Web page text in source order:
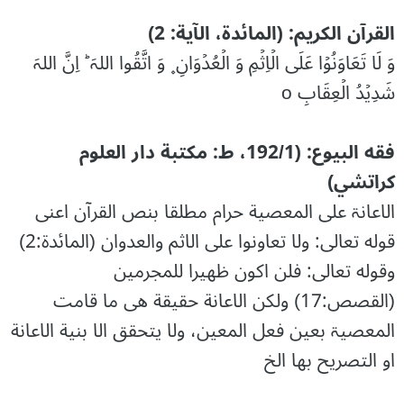
القرآن الکریم: (المائدۃ، الآیة: 2)
وَ لَا تَعَاوَنُوۡا عَلَی الۡاِثۡمِ وَ الۡعُدۡوَانِ ۪ وَ اتَّقُوا اللہَ ؕ اِنَّ اللہَ
شَدِیۡدُ الۡعِقَابِ o
فقه البیوع: (192/1، ط: مكتبة دار العلوم
كراتشي)
الاعانۃ علی المعصیة حرام مطلقا بنص القرآن اعنی
قوله تعالی: ولا تعاونوا علی الاثم والعدوان (المائدۃ:2)
وقوله تعالی: فلن اکون ظھیرا للمجرمین
(القصص:17) ولکن الاعانة حقیقة ھی ما قامت
المعصیۃ بعین فعل المعین، ولا یتحقق الا بنیة الاعانة
او التصریح بھا الخ